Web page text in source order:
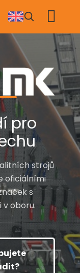
pro
strojů
oficiálními
s
oboru.